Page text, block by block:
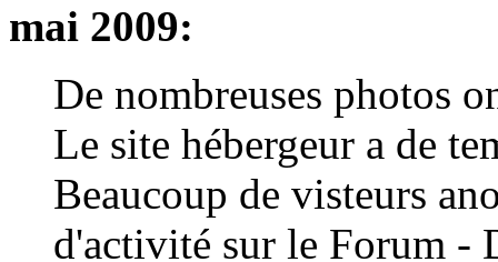
mai 2009:
De nombreuses photos
Le site hébergeur a de
Beaucoup de visteurs
d'activité sur le Forum -